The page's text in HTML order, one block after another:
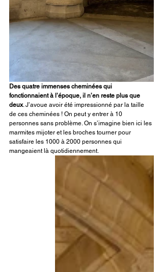
Des quatre immenses cheminées qui
fonctionnaient à l’époque, il n’en reste plus que
deux. J’avoue avoir été impressionné par la taille
de ces cheminées ! On peut y entrer à 10
personnes sans problème. On s’imagine bien ici les
marmites mijoter et les broches tourner pour
satisfaire les 1000 à 2000 personnes qui
mangeaient là quotidiennement.